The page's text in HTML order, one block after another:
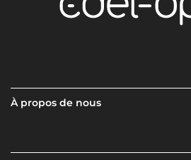
À propos de nous